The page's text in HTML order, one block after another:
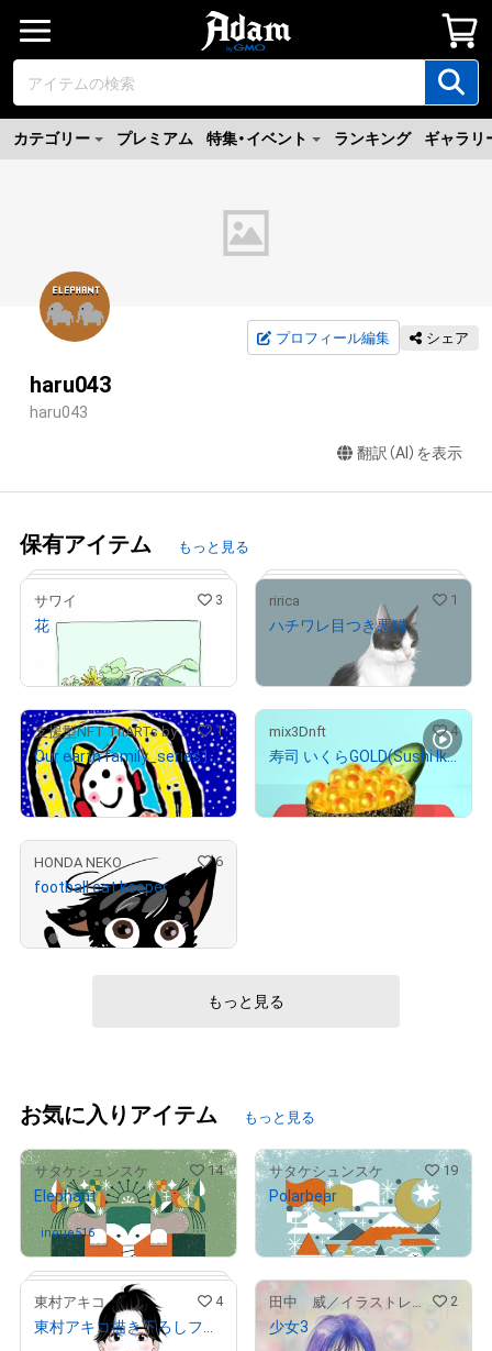
カテゴリー プレミアム 特集・イベント ランキング ギャラリ
プロフィール編集 シェア
haru043
haru043
翻訳（AI）を表示
保有アイテム もっと見る
サワイ 3
花
# 1/100
ririca 1
ハチワレ目つき悪猫
支援型NFT TriARTs by SocialCompass 1
Our earth family_series1-4/10
¥100,000
mix3Dnft 4
寿司 いくらGOLD(Sushi IkuraGOLD) mix発売開始記念3DCGアニメーション
50,000
HONDA NEKO 6
football cat keeper
100,000
もっと見る
お気に入りアイテム もっと見る
サタケシュンスケ 14
Elephant
inoue516さんが保有中
サタケシュンスケ 19
Polarbear
80,000
東村アキコ 4
東村アキコ描き下ろしフルカラーイラスト（そこに佇む）
田中 威／イラストレーター 2
少女3